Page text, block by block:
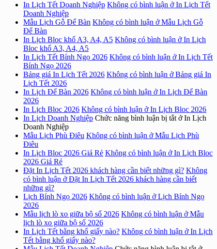
In Lịch Tết Doanh Nghiệp Không có bình luận ở In Lịch Tết
Doanh Nghiệp
Mẫu Lịch Gỗ Để Bàn Không có bình luận ở Mẫu Lịch Gỗ
Để Bàn
In Lịch Bloc khổ A3, A4, A5 Không có bình luận ở In Lịch
Bloc khổ A3, A4, A5
In Lịch Tết Bính Ngọ 2026 Không có bình luận ở In Lịch Tết
Bính Ngọ 2026
Bảng giá In Lịch Tết 2026 Không có bình luận ở Bảng giá In
Lịch Tết 2026
In Lịch Để Bàn 2026 Không có bình luận ở In Lịch Để Bàn
2026
In Lịch Bloc 2026 Không có bình luận ở In Lịch Bloc 2026
In Lịch Doanh Nghiệp Chức năng bình luận bị tắtở In Lịch
Doanh Nghiệp
Mẫu Lịch Phù Điêu Không có bình luận ở Mẫu Lịch Phù
Điêu
In Lịch Bloc 2026 Giá Rẻ Không có bình luận ở In Lịch Bloc
2026 Giá Rẻ
Đặt In Lịch Tết 2026 khách hàng cần biết những gì? Không
có bình luận ở Đặt In Lịch Tết 2026 khách hàng cần biết
những gì?
Lịch Bính Ngọ 2026 Không có bình luận ở Lịch Bính Ngọ
2026
Mẫu lịch lò xo giữa bộ số 2026 Không có bình luận ở Mẫu
lịch lò xo giữa bộ số 2026
In Lịch Tết bằng khổ giấy nào? Không có bình luận ở In Lịch
Tết bằng khổ giấy nào?